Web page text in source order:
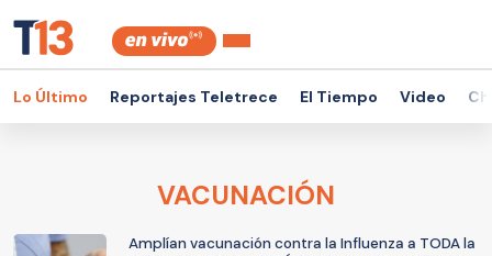
Lo Último Reportajes Teletrece El Tiempo Video
VACUNACIÓN
Amplían vacunación contra la Influenza a TODA la